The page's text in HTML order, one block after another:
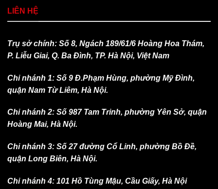
LIÊN HỆ
Trụ sở chính: Số 8, Ngách 189/61/6 Hoàng Hoa Thám,
P. Liễu Giai, Q. Ba Đình, TP. Hà Nội, Việt Nam
Chi nhánh 1: Số 9 Đ.Phạm Hùng, phường Mỹ Đình,
quận Nam Từ Liêm, Hà Nội.
Chi nhánh 2: Số 987 Tam Trinh, phường Yên Sở, quận
Hoàng Mai, Hà Nội.
Chi nhánh 3: Số 27 đường Cổ Linh, phường Bồ Đề,
quận Long Biên, Hà Nội.
Chi nhánh 4: 101 Hồ Tùng Mậu, Cầu Giấy, Hà Nội